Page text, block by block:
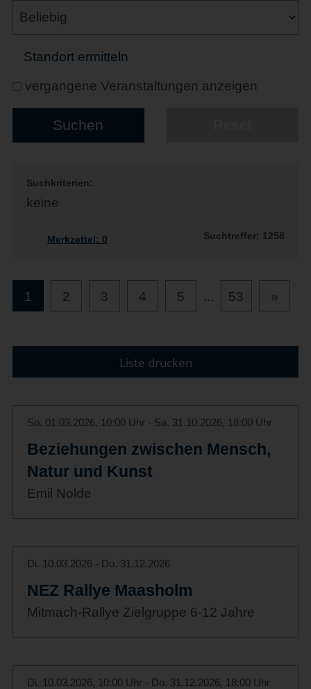
Standort ermitteln
vergangene Veranstaltungen anzeigen
Suchkriterien:
keine
Merkzettel: 0 Suchtreffer: 1258
1 2 3 4 5 ... 53 »
Liste drucken
So. 01.03.2026, 10:00 Uhr - Sa. 31.10.2026, 18:00 Uhr
Beziehungen zwischen Mensch,
Natur und Kunst
Emil Nolde
Di. 10.03.2026 - Do. 31.12.2026
NEZ Rallye Maasholm
Mitmach-Rallye Zielgruppe 6-12 Jahre
Di. 10.03.2026, 10:00 Uhr - Do. 31.12.2026, 18:00 Uhr